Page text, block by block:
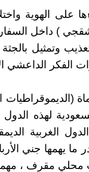
على الهوية
) داخل
وتمثيل
الفكر الداعشي
لهذه
الغربية
يهمها جني
محلي مقرف ،